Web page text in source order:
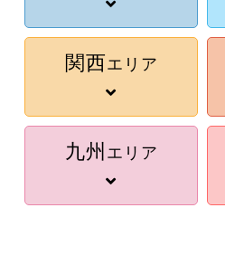
関西エリア
九州 エリア